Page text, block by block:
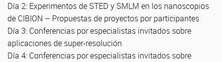
Día 2: Experimentos de STED y SMLM en los nanoscopios
de CIBION – Propuestas de proyectos por participantes
Día 3: Conferencias por especialistas invitados sobre
aplicaciones de super-resolución
Día 4: Conferencias por especialistas invitados sobre